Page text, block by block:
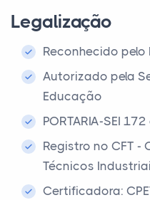
Legalização
Reconhecido pelo
Autorizado pela
Educação
PORTARIA-SEI
Registro no CFT -
Técnicos
Certificadora: